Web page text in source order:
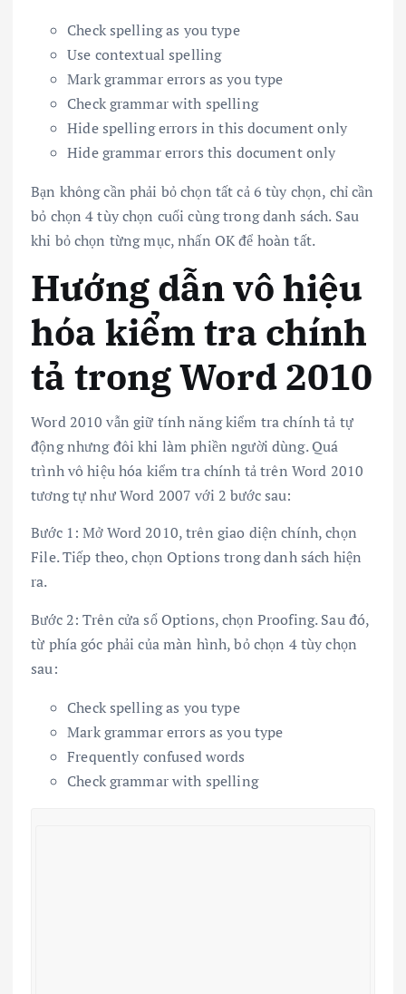
Check spelling as you type
Use contextual spelling
Mark grammar errors as you type
Check grammar with spelling
Hide spelling errors in this document only
Hide grammar errors this document only
Bạn không cần phải bỏ chọn tất cả 6 tùy chọn, chỉ cần
bỏ chọn 4 tùy chọn cuối cùng trong danh sách. Sau
khi bỏ chọn từng mục, nhấn OK để hoàn tất.
Hướng dẫn vô hiệu
hóa kiểm tra chính
tả trong Word 2010
Word 2010 vẫn giữ tính năng kiểm tra chính tả tự
động nhưng đôi khi làm phiền người dùng. Quá
trình vô hiệu hóa kiểm tra chính tả trên Word 2010
tương tự như Word 2007 với 2 bước sau:
Bước 1: Mở Word 2010, trên giao diện chính, chọn
File. Tiếp theo, chọn Options trong danh sách hiện
ra.
Bước 2: Trên cửa sổ Options, chọn Proofing. Sau đó,
từ phía góc phải của màn hình, bỏ chọn 4 tùy chọn
sau:
Check spelling as you type
Mark grammar errors as you type
Frequently confused words
Check grammar with spelling